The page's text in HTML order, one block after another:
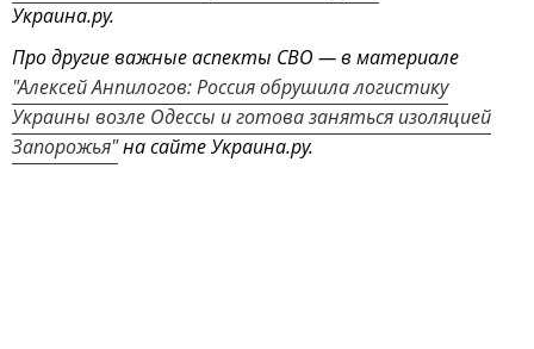
Украина.ру.
Про другие важные аспекты СВО — в материале
"Алексей Анпилогов: Россия обрушила логистику
Украины возле Одессы и готова заняться изоляцией
Запорожья"на сайте Украина.ру.